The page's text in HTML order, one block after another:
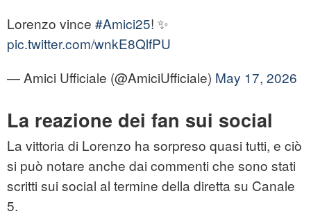
Lorenzo vince #Amici25! ✨
pic.twitter.com/wnkE8QlfPU
— Amici Ufficiale (@AmiciUfficiale) May 17, 2026
La reazione dei fan sui social
La vittoria di Lorenzo ha sorpreso quasi tutti, e ciò
si può notare anche dai commenti che sono stati
scritti sui social al termine della diretta su Canale
5.